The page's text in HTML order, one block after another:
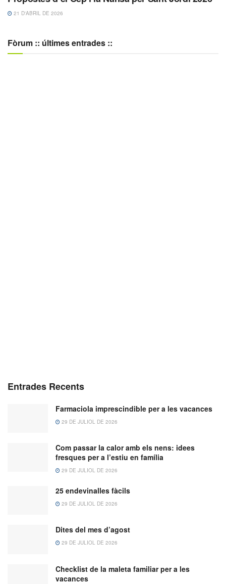
21 D'ABRIL DE 2026
Fòrum :: últimes entrades ::
Entrades Recents
Farmaciola imprescindible per a les vacances
29 DE JULIOL DE 2026
Com passar la calor amb els nens: idees
fresques per a l’estiu en família
29 DE JULIOL DE 2026
25 endevinalles fàcils
29 DE JULIOL DE 2026
Dites del mes d’agost
29 DE JULIOL DE 2026
Checklist de la maleta familiar per a les
vacances